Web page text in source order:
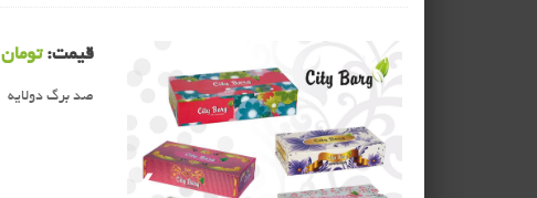
❯
1 / 1
❮
قیمت:تومان
صد برگ دولایه